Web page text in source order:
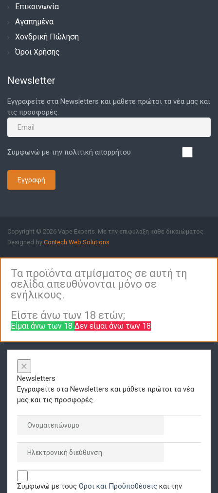
Επικοινωνία
Αγαπημένα
Χονδρική Πώληση
Όροι Χρήσης
Newsletter
Εγγραφείτε στα Newsletters και μάθετε πρώτοι τα νέα μας και
τις προσφορές.
Συμφωνώ με την πολιτική απορρήτου
Εγγραφή
Copyright © 2026 Vape Experts. Με την επιφύλαξη κάθε δικαιώματος.
Designed by Contech Web Solutions
Τα προϊόντα ατμίσματος σε αυτή τη
σελίδα απευθύνονται μόνο σε
ενήλικους.
Είστε άνω των 18 ετών;
Είμαι άνω των 18 Δεν είμαι άνω των 18
×
Newsletters
Εγγραφείτε στα Newsletters και μάθετε πρώτοι τα νέα
μας και τις προσφορές.
Συμφωνώ με τουςΌροι και Προϋποθέσεις και την